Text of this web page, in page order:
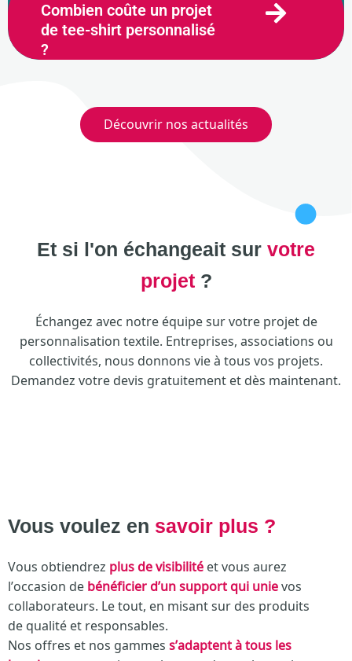
Combien coûte un projet
de tee-shirt personnalisé
?
Découvrir nos actualités
Et si l'on échangeait sur votre
projet?
Échangez avec notre équipe sur votre projet de
personnalisation textile. Entreprises, associations ou
collectivités, nous donnons vie à tous vos projets.
Demandez votre devis gratuitement et dès maintenant.
Vous voulez en savoir plus ?
Vous obtiendrez plus de visibilité et vous aurez
l’occasion de bénéficier d’un support qui unievos
collaborateurs. Le tout, en misant sur des produits
de qualité et responsables.
Nos offres et nos gammes s’adaptent à tous les